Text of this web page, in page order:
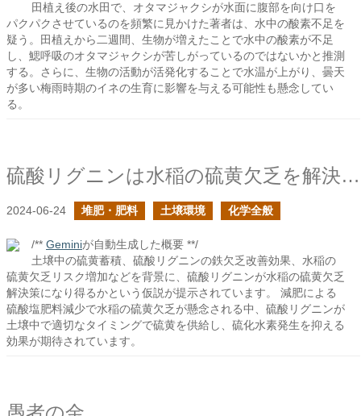
田植え後の水田で、オタマジャクシが水面に腹部を向け口を
パクパクさせているのを頻繁に見かけた著者は、水中の酸素不足を
疑う。田植えから二週間、生物が増えたことで水中の酸素が不足
し、鰓呼吸のオタマジャクシが苦しがっているのではないかと推測
する。さらに、生物の活動が活発化することで水温が上がり、曇天
が多い梅雨時期のイネの生育に影響を与える可能性も懸念してい
る。
硫酸リグニンは水稲の硫黄欠乏を解決できるか？
2024-06-24 堆肥・肥料 土壌環境 化学全般
/** Geminiが自動生成した概要 **/
土壌中の硫黄蓄積、硫酸リグニンの鉄欠乏改善効果、水稲の
硫黄欠乏リスク増加などを背景に、硫酸リグニンが水稲の硫黄欠乏
解決策になり得るかという仮説が提示されています。 減肥による
硫酸塩肥料減少で水稲の硫黄欠乏が懸念される中、硫酸リグニンが
土壌中で適切なタイミングで硫黄を供給し、硫化水素発生を抑える
効果が期待されています。